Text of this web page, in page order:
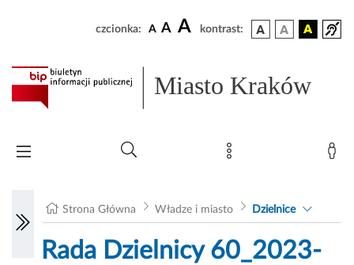
czcionka: A A A kontrast:
Miasto Kraków
Strona Główna Władze i miasto Dzielnice
Rada Dzielnicy 60_2023-